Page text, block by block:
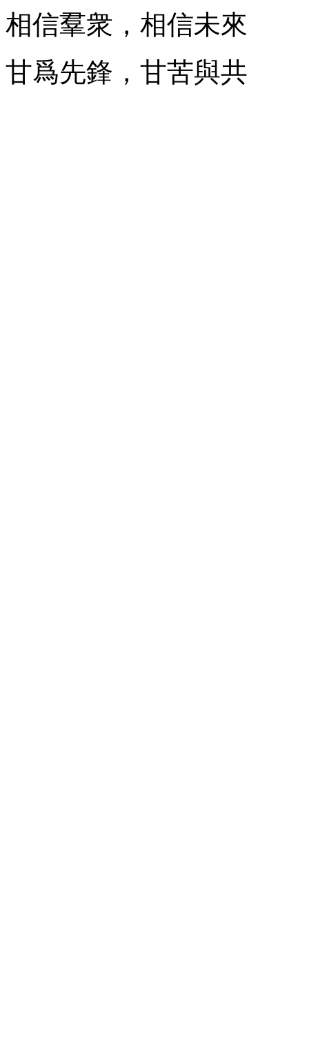
相信羣衆，相信未來
甘爲先鋒，甘苦與共